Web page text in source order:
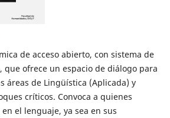
de acceso abierto, con sistema de
ofrece un espacio de diálogo para
áreas de Lingüística (Aplicada) y
críticos. Convoca a quienes
el lenguaje, ya sea en sus